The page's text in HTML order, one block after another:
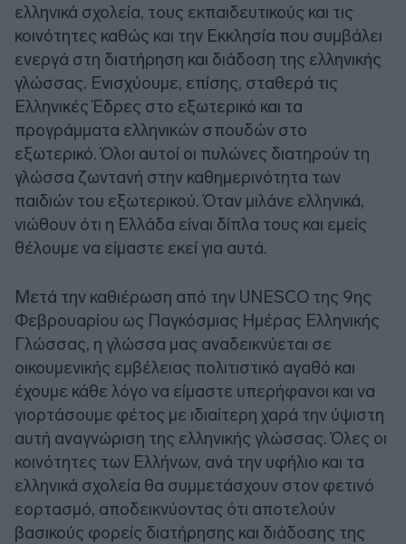
ελληνικά σχολεία, τους εκπαιδευτικούς και τις
κοινότητες καθώς και την Εκκλησία που συμβάλει
ενεργά στη διατήρηση και διάδοση της ελληνικής
γλώσσας. Ενισχύουμε, επίσης, σταθερά τις
Ελληνικές Έδρες στο εξωτερικό και τα
προγράμματα ελληνικών σπουδών στο
εξωτερικό. Όλοι αυτοί οι πυλώνες διατηρούν τη
γλώσσα ζωντανή στην καθημερινότητα των
παιδιών του εξωτερικού. Όταν μιλάνε ελληνικά,
νιώθουν ότι η Ελλάδα είναι δίπλα τους και εμείς
θέλουμε να είμαστε εκεί για αυτά.
Μετά την καθιέρωση από την UNESCO της 9ης
Φεβρουαρίου ως Παγκόσμιας Ημέρας Ελληνικής
Γλώσσας, η γλώσσα μας αναδεικνύεται σε
οικουμενικής εμβέλειας πολιτιστικό αγαθό και
έχουμε κάθε λόγο να είμαστε υπερήφανοι και να
γιορτάσουμε φέτος με ιδιαίτερη χαρά την ύψιστη
αυτή αναγνώριση της ελληνικής γλώσσας. Όλες οι
κοινότητες των Ελλήνων, ανά την υφήλιο και τα
ελληνικά σχολεία θα συμμετάσχουν στον φετινό
εορτασμό, αποδεικνύοντας ότι αποτελούν
βασικούς φορείς διατήρησης και διάδοσης της